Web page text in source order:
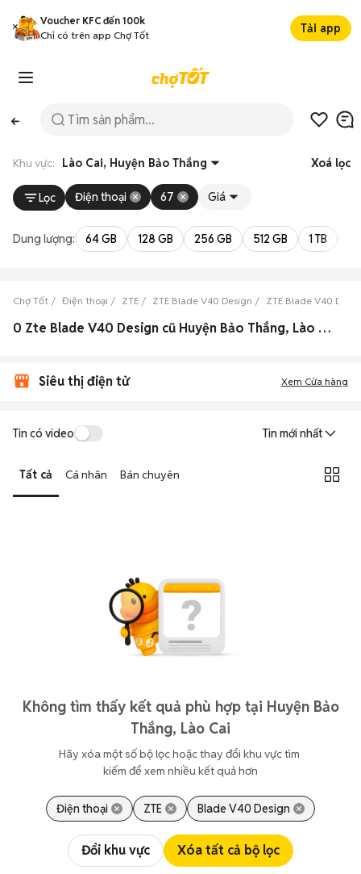
Voucher KFC đến 100k
Chỉ có trên app Chợ Tốt
Tải app
Khu vực: Lào Cai, Huyện Bảo Thắng Xoá lọc
Lọc Điện thoại 67 Giá
Dung lượng: 64 GB 128 GB 256 GB 512 GB 1 TB
Chợ Tốt Điện thoại ZTE ZTE Blade V40 Design ZTE Blade V40
0 Zte Blade V40 Design cũ Huyện Bảo Thắng, Lào Cai đẹp
Siêu thị điện tử Xem Cửa hàng
Tin có video Tin mới nhất
Tất cả Cá nhân Bán chuyên
Không tìm thấy kết quả phù hợp tại Huyện Bảo
Thắng, Lào Cai
Hãy xóa một số bộ lọc hoặc thay đổi khu vực tìm
kiếm để xem nhiều kết quả hơn
Điện thoại ZTE Blade V40 Design
Đổi khu vực Xóa tất cả bộ lọc